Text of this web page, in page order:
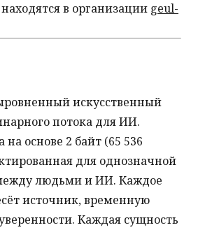
в организации geul-
искусственный
потока для ИИ.
на основе 2 байт (65 536
для однозначной
людьми и ИИ. Каждое
источник, временную
Каждая сущность